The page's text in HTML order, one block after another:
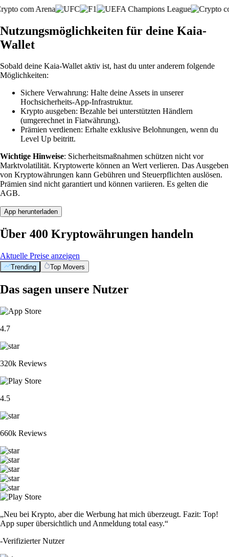
Nutzungsmöglichkeiten für deine Kaia-
Wallet
Sobald deine Kaia-Wallet aktiv ist, hast du unter anderem folgende
Möglichkeiten:
Sichere Verwahrung: Halte deine Assets in unserer
Hochsicherheits-App-Infrastruktur.
Krypto ausgeben: Bezahle bei unterstützten Händlern
(umgerechnet in Fiatwährung).
Prämien verdienen: Erhalte exklusive Belohnungen, wenn du
Level Up beitritt.
Wichtige Hinweise: Sicherheitsmaßnahmen schützen nicht vor
Marktvolatilität. Kryptowerte können an Wert verlieren. Das Ausgeben
von Kryptowährungen kann Gebühren und Steuerpflichten auslösen.
Prämien sind nicht garantiert und können variieren. Es gelten die
AGB.
App herunterladen
Über 400 Kryptowährungen handeln
Aktuelle Preise anzeigen
Trending Top Movers
Das sagen unsere Nutzer
4.7
320k Reviews
4.5
660k Reviews
„Neu bei Krypto, aber die Werbung hat mich überzeugt. Fazit: Top!
App super übersichtlich und Anmeldung total easy.“
-Verifizierter Nutzer